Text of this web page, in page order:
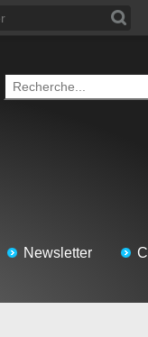
Newsletter